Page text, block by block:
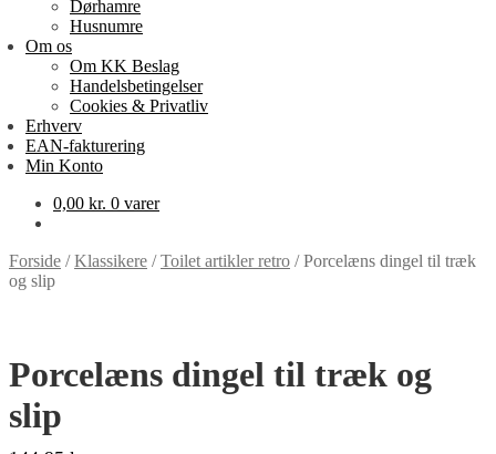
Dørhamre
Husnumre
Om os
Om KK Beslag
Handelsbetingelser
Cookies & Privatliv
Erhverv
EAN-fakturering
Min Konto
0,00 kr. 0 varer
Forside /Klassikere /Toilet artikler retro /Porcelæns dingel til træk
og slip
Porcelæns dingel til træk og
slip